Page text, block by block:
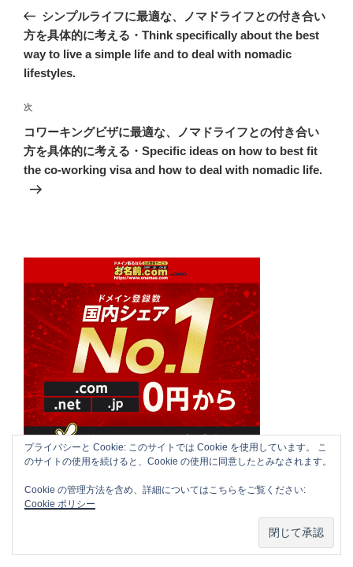
ナ
ビ
ゲ
シ
ョ
ン
の
投
稿
シンプルライフに最適な、ノマドライフとの付き合い
方を具体的に考える・Think specifically about the best
way to live a simple life and to deal with nomadic
lifestyles.
次
の
投
稿
次
コワーキングビザに最適な、ノマドライフとの付き合い
方を具体的に考える・Specific ideas on how to best fit
the co-working visa and how to deal with nomadic life.
AMAZON MUSIC UNLIMITED
プライバシーと Cookie: このサイトでは Cookie を使用しています。 こ
のサイトの使用を続けると、Cookie の使用に同意したとみなされます。
Cookie の管理方法を含め、詳細についてはこちらをご覧ください:
Cookie ポリシー